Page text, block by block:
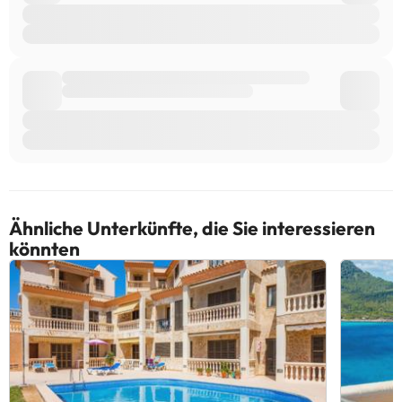
Ähnliche Unterkünfte, die Sie interessieren
könnten